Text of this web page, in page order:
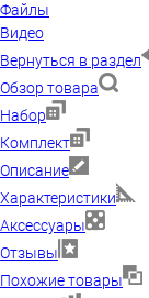
Файлы
Видео
Вернуться в раздел
Обзор товара
Набор
Комплект
Описание
Характеристики
Аксессуары
Отзывы
Похожие товары